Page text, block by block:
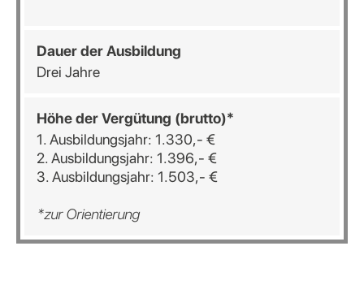
Dauer der Ausbildung
Drei Jahre
Höhe der Vergütung (brutto)*
1. Ausbildungsjahr: 1.330,- €
2. Ausbildungsjahr: 1.396,- €
3. Ausbildungsjahr: 1.503,- €
*zur Orientierung